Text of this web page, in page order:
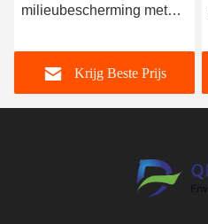
milieubescherming met
Krijg Beste Prijs